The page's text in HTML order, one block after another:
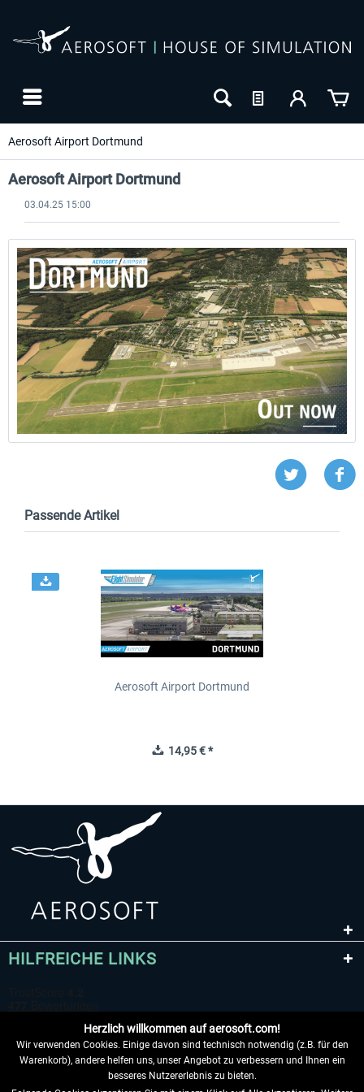
Aerosoft Airport Dortmund
Aerosoft Airport Dortmund
03.04.25 15:00
Passende Artikel
Aerosoft Airport Dortmund
14,95 € *
HILFREICHE LINKS
Herzlich willkommen auf aerosoft.com!
Wir verwenden Cookies. Einige davon sind technisch notwendig (z.B. für den
Warenkorb), andere helfen uns, unser Angebot zu verbessern und Ihnen ein
besseres Nutzererlebnis zu bieten.